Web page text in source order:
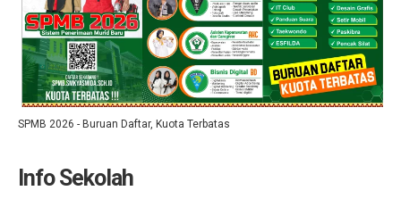
SPMB 2026 - Buruan Daftar, Kuota Terbatas
Info Sekolah